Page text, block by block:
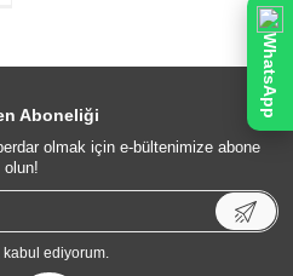
Aboneliği
olmak için e-bültenimize abone
olun!
kabul ediyorum.
WhatsApp